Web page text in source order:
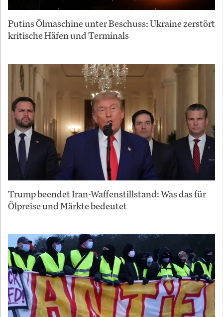
Putins Ölmaschine unter Beschuss: Ukraine zerstört
kritische Häfen und Terminals
Trump beendet Iran-Waffenstillstand: Was das für
Ölpreise und Märkte bedeutet